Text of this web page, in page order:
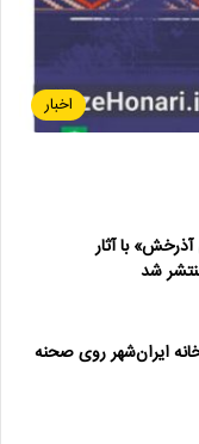
اخبار
با آثار
شد
ایران‌شهر روی صحنه